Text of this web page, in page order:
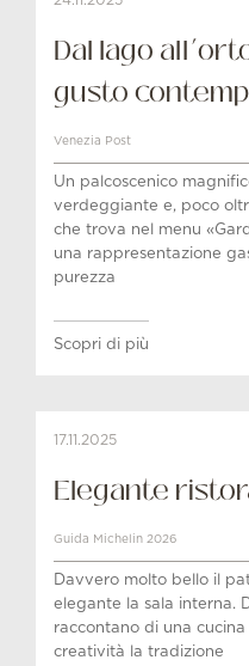
Dal lago
gusto
Venezia Post
Un palcoscenico
verdeggiante e, poco
che trova nel menu
una rappresentazione
purezza
Scopri di più
17.11.2025
Elegante
Guida Michelin 2026
Davvero molto bello il
elegante la sala interna.
raccontano di una
creatività la tradizione